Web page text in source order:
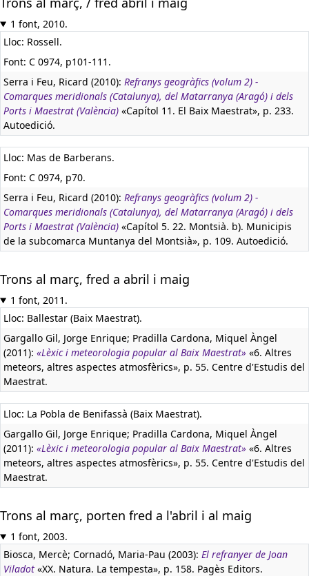
1 font, 2010.
Lloc: Rossell.
Font: C 0974, p101-111.
Serra i Feu, Ricard (2010): Refranys geogràfics (volum 2) -
Comarques meridionals (Catalunya), del Matarranya (Aragó) i dels
Ports i Maestrat (València) «Capítol 11. El Baix Maestrat», p. 233.
Autoedició.
Lloc: Mas de Barberans.
Font: C 0974, p70.
Serra i Feu, Ricard (2010): Refranys geogràfics (volum 2) -
Comarques meridionals (Catalunya), del Matarranya (Aragó) i dels
Ports i Maestrat (València) «Capítol 5. 22. Montsià. b). Municipis
de la subcomarca Muntanya del Montsià», p. 109. Autoedició.
Trons al març, fred a abril i maig
1 font, 2011.
Lloc: Ballestar (Baix Maestrat).
Gargallo Gil, Jorge Enrique; Pradilla Cardona, Miquel Àngel
(2011): «Lèxic i meteorologia popular al Baix Maestrat» «6. Altres
meteors, altres aspectes atmosfèrics», p. 55. Centre d'Estudis del
Maestrat.
Lloc: La Pobla de Benifassà (Baix Maestrat).
Gargallo Gil, Jorge Enrique; Pradilla Cardona, Miquel Àngel
(2011): «Lèxic i meteorologia popular al Baix Maestrat» «6. Altres
meteors, altres aspectes atmosfèrics», p. 55. Centre d'Estudis del
Maestrat.
Trons al març, porten fred a l'abril i al maig
1 font, 2003.
Biosca, Mercè; Cornadó, Maria-Pau (2003): El refranyer de Joan
Viladot «XX. Natura. La tempesta», p. 158. Pagès Editors.